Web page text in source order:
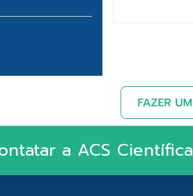
a ACS Científica